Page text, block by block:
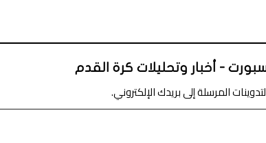
- أخبار وتحليلات كرة القدم
المرسلة إلى بريدك الإلكتروني.